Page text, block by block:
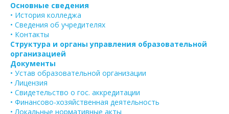
Основные сведения
• История колледжа
• Сведения об учредителях
• Контакты
Структура и органы управления образовательной
организацией
Документы
• Устав образовательной организации
• Лицензия
• Свидетельство о гос. аккредитации
• Финансово-хозяйственная деятельность
• Локальные нормативные акты